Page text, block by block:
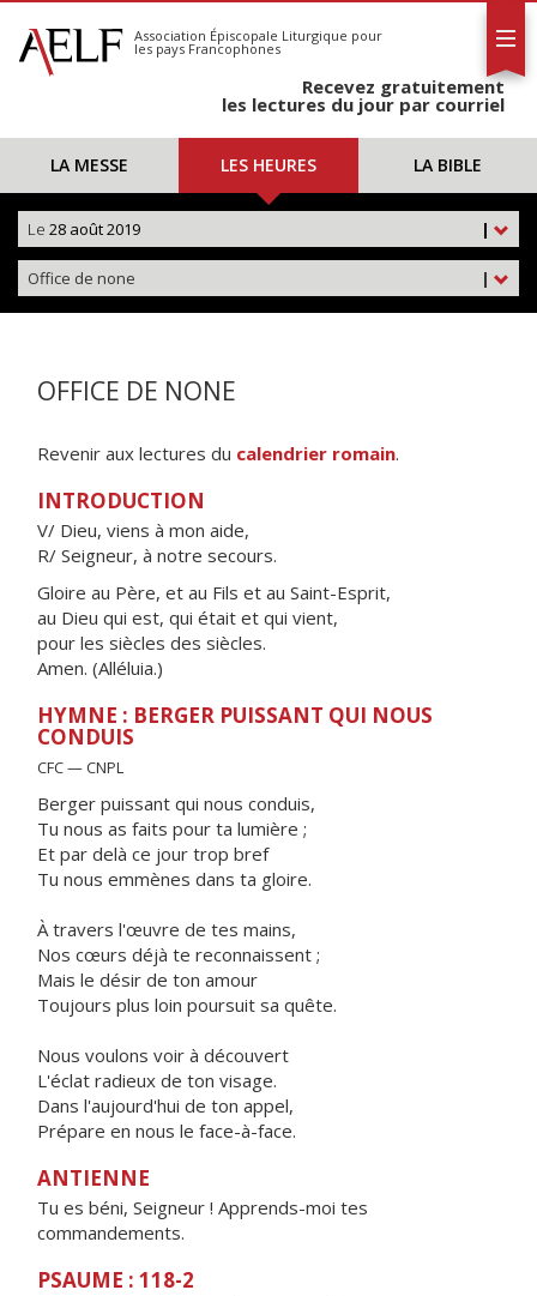
S'abonner
Calendrier
Association Épiscopale Liturgique pour
les pays Francophones
Recevez gratuitement
les lectures du jour par courriel
LA MESSE LES HEURES LA BIBLE
|
Le 28 août 2019
|
Office de none
OFFICE DE NONE
Revenir aux lectures du calendrier romain.
INTRODUCTION
V/ Dieu, viens à mon aide,
R/ Seigneur, à notre secours.
Gloire au Père, et au Fils et au Saint-Esprit,
au Dieu qui est, qui était et qui vient,
pour les siècles des siècles.
Amen. (Alléluia.)
HYMNE : BERGER PUISSANT QUI NOUS
CONDUIS
CFC — CNPL
Berger puissant qui nous conduis,
Tu nous as faits pour ta lumière ;
Et par delà ce jour trop bref
Tu nous emmènes dans ta gloire.
À travers l'œuvre de tes mains,
Nos cœurs déjà te reconnaissent ;
Mais le désir de ton amour
Toujours plus loin poursuit sa quête.
Nous voulons voir à découvert
L'éclat radieux de ton visage.
Dans l'aujourd'hui de ton appel,
Prépare en nous le face-à-face.
ANTIENNE
Tu es béni, Seigneur ! Apprends-moi tes
commandements.
PSAUME : 118-2